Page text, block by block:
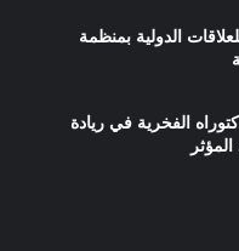
الدولية بمنظمة
الفخرية في ريادة